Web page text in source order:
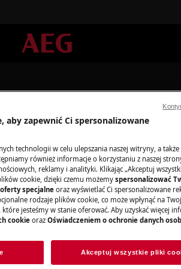
naprawy -
aby zapewnić Ci spersonalizowane
technologii w celu ulepszania naszej witryny, a także
również informacje o korzystaniu z naszej
reklamy i analityki. Klikając „Akceptuj
cookie, dzięki czemu możemy spersonalizować
oferty specjalne oraz wyświetlać Ci spersonalizowane
rodzaje plików cookie, co może wpłynąć na
jesteśmy w stanie oferować. Aby uzyskać więcej
cookieoraz Oświadczeniem o ochronie danych
Akceptuj wszystkie pliki